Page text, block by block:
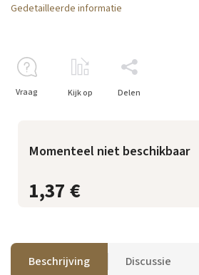
1,37 €
Momenteel niet beschikbaar
Gedetailleerde informatie
Vraag Kijk op Delen
Beschrijving Discussie